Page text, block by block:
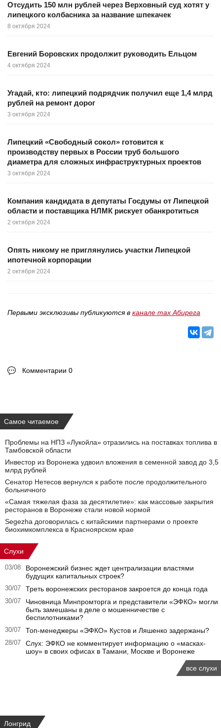
Отсудить 150 млн рублей через Верховный суд хотят у
липецкого колбасника за название шпекачек
8 октября 2024
Евгений Боровских продолжит руководить Ельцом
4 октября 2024
Угадай, кто: липецкий подрядчик получил еще 1,4 млрд
рублей на ремонт дорог
3 октября 2024
Липецкий «Свободный сокол» готовится к
производству первых в России труб большого
диаметра для сложных инфраструктурных проектов
3 октября 2024
Компания кандидата в депутаты Госдумы от Липецкой
области и поставщика НЛМК рискует обанкротиться
2 октября 2024
Опять никому не приглянулись участки Липецкой
ипотечной корпорации
2 октября 2024
Первыми эксклюзивы публикуются в канале max Абирега
Комментарии 0
Самое читаемое
Проблемы на НПЗ «Лукойла» отразились на поставках топлива в
Тамбовской области
Инвестор из Воронежа удвоил вложения в семенной завод до 3,5
млрд рублей
Сенатор Нетесов вернулся к работе после продолжительного
больничного
«Самая тяжелая фаза за десятилетие»: как массовые закрытия
ресторанов в Воронеже стали новой нормой
Segezha договорилась с китайскими партнерами о проекте
биохимкомплекса в Красноярском крае
Слухи
03/08
Воронежский бизнес ждет централизации властями
будущих капитальных строек?
30/07 Треть воронежских ресторанов закроется до конца года
30/07
Чиновница Минпромторга и представители «ЭФКО» могли
быть замешаны в деле о мошенничестве с
беспилотниками?
30/07 Топ-менеджеры «ЭФКО» Кустов и Ляшенко задержаны?
28/07
Слух: ЭФКО не комментирует информацию о «масках-
шоу» в своих офисах в Тамани, Москве и Воронеже
все слухи
Лонгрид